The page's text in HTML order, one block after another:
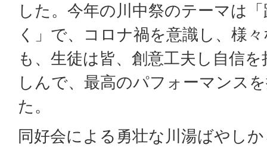
した。今年の川中祭のテーマは
く」で、コロナ禍を意識し、様
も、生徒は皆、創意工夫し自信
しんで、最高のパフォーマンス
た。
同好会による勇壮な川湯ばやし